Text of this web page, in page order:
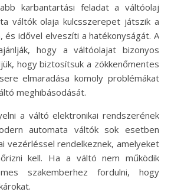
karbantartási feladat a váltóolaj
váltók olaja kulcsszerepet játszik a
és idővel elveszíti a hatékonyságát. A
hogy a váltóolajat bizonyos
hogy biztosítsuk a zökkenőmentes
elmaradása komoly problémákat
meghibásodását.
a váltó elektronikai rendszerének
automata váltók sok esetben
vezérléssel rendelkeznek, amelyeket
kell. Ha a váltó nem működik
szakemberhez fordulni, hogy